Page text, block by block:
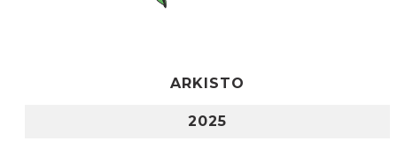
ARKISTO
2025